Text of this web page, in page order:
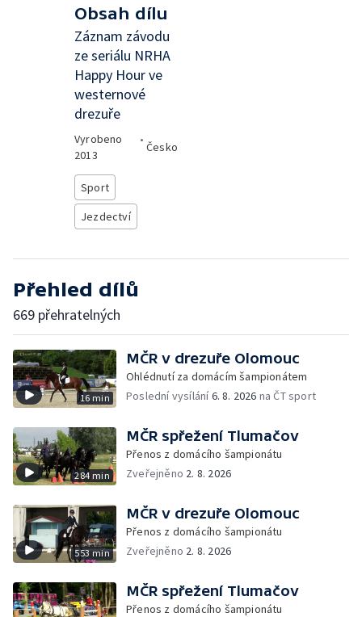
Obsah dílu
Záznam závodu
ze seriálu NRHA
Happy Hour ve
westernové
drezuře
Vyrobeno
2013
•
Česko
Sport
Jezdectví
Přehled dílů
669 přehratelných
16 min
MČR v drezuře Olomouc
Ohlédnutí za domácím šampionátem
Poslední vysílání6. 8. 2026 na ČT sport
284 min
MČR spřežení Tlumačov
Přenos z domácího šampionátu
Zveřejněno 2. 8. 2026
553 min
MČR v drezuře Olomouc
Přenos z domácího šampionátu
Zveřejněno 2. 8. 2026
MČR spřežení Tlumačov
Přenos z domácího šampionátu